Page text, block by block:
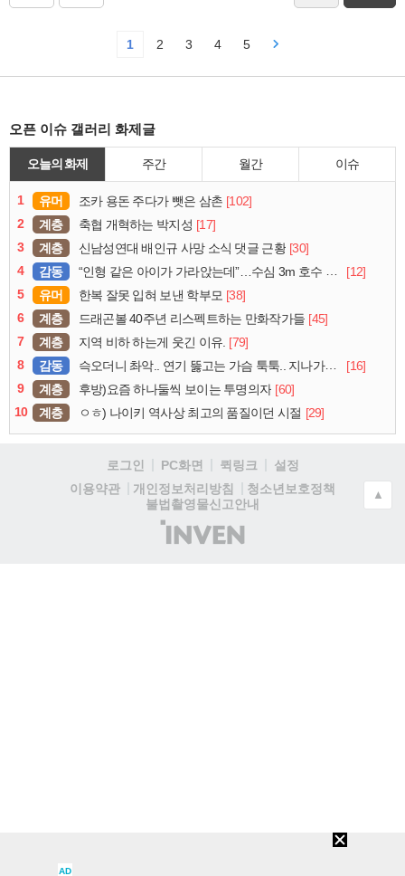
1 2 3 4 5
오픈 이슈 갤러리 화제글
오늘의 화제 주간 월간 이슈
1 유머 조카 용돈 주다가 뺏은 삼촌 [102]
2
계층 축협 개혁하는 박지성 [17]
3
계층 신남성연대 배인규 사망 소식 댓글 근황 [30]
4
감동 “인형 같은 아이가 가라앉는데”…수심 3m 호수 뛰어든 60대 의인
[12]
5
유머 한복 잘못 입혀 보낸 학부모 [38]
6
계층 드래곤볼 40주년 리스펙트하는 만화작가들 [45]
7
계층 지역 비하 하는게 웃긴 이유. [79]
8
감동 슥오더니 촤악.. 연기 뚫고는 가슴 툭툭.. 지나가던 아재의 정체
[16]
9
계층 후방)요즘 하나둘씩 보이는 투명의자 [60]
10
계층 ㅇㅎ) 나이키 역사상 최고의 품질이던 시절 [29]
로그인 PC화면 퀵링크
설정
이용약관
개인정보처리방침
청소년보호정책
불법촬영물신고안내
(주)
인
▲
AD